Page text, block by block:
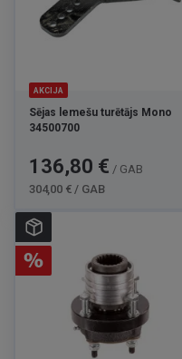
AKCIJA
Sējas lemešu turētājs Mono
34500700
Cena
136,80 € / GAB
304,00 € / GAB